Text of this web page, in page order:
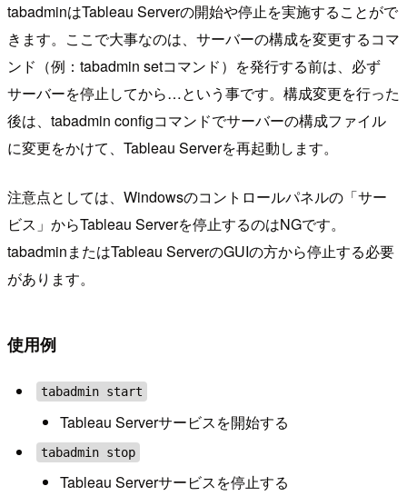
tabadminはTableau Serverの開始や停止を実施することがで
きます。ここで大事なのは、サーバーの構成を変更するコマ
ンド（例：tabadmin setコマンド）を発行する前は、必ず
サーバーを停止してから…という事です。構成変更を行った
後は、tabadmin configコマンドでサーバーの構成ファイル
に変更をかけて、Tableau Serverを再起動します。
注意点としては、Windowsのコントロールパネルの「サー
ビス」からTableau Serverを停止するのはNGです。
tabadminまたはTableau ServerのGUIの方から停止する必要
があります。
使用例
tabadmin start
Tableau Serverサービスを開始する
tabadmin stop
Tableau Serverサービスを停止する